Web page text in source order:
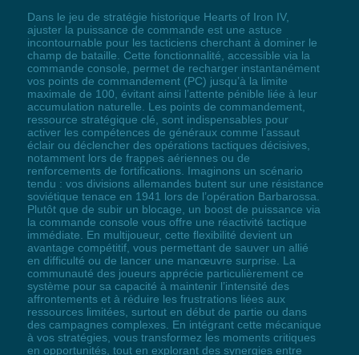
Dans le jeu de stratégie historique Hearts of Iron IV,
ajuster la puissance de commande est une astuce
incontournable pour les tacticiens cherchant à dominer le
champ de bataille. Cette fonctionnalité, accessible via la
commande console, permet de recharger instantanément
vos points de commandement (PC) jusqu’à la limite
maximale de 100, évitant ainsi l’attente pénible liée à leur
accumulation naturelle. Les points de commandement,
ressource stratégique clé, sont indispensables pour
activer les compétences de généraux comme l’assaut
éclair ou déclencher des opérations tactiques décisives,
notamment lors de frappes aériennes ou de
renforcements de fortifications. Imaginons un scénario
tendu : vos divisions allemandes butent sur une résistance
soviétique tenace en 1941 lors de l’opération Barbarossa.
Plutôt que de subir un blocage, un boost de puissance via
la commande console vous offre une réactivité tactique
immédiate. En multijoueur, cette flexibilité devient un
avantage compétitif, vous permettant de sauver un allié
en difficulté ou de lancer une manœuvre surprise. La
communauté des joueurs apprécie particulièrement ce
système pour sa capacité à maintenir l’intensité des
affrontements et à réduire les frustrations liées aux
ressources limitées, surtout en début de partie ou dans
des campagnes complexes. En intégrant cette mécanique
à vos stratégies, vous transformez les moments critiques
en opportunités, tout en explorant des synergies entre